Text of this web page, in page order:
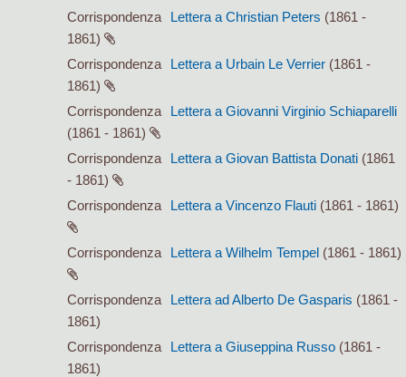
Corrispondenza
Lettera a Christian Peters (1861 -
1861)
Corrispondenza
Lettera a Urbain Le Verrier (1861 -
1861)
Corrispondenza
Lettera a Giovanni Virginio Schiaparelli
(1861 - 1861)
Corrispondenza
Lettera a Giovan Battista Donati (1861
- 1861)
Corrispondenza
Lettera a Vincenzo Flauti (1861 - 1861)
Corrispondenza Lettera a Wilhelm Tempel (1861 - 1861)
Corrispondenza Lettera ad Alberto De Gasparis (1861 -
1861)
Corrispondenza
Lettera a Giuseppina Russo (1861 -
1861)